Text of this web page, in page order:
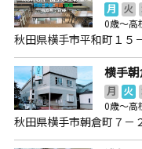
月 火
0歳～高
秋田県横手市平和町１５
横手
月 火
0歳～高
秋田県横手市朝倉町７－